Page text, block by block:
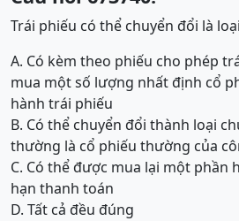
Trái phiếu có thể chuyển đổi là
A. Có kèm theo phiếu cho phép
mua một số lượng nhất định cổ
hành trái phiếu
B. Có thể chuyển đổi thành loại
thường là cổ phiếu thường của
C. Có thể được mua lại một phần
hạn thanh toán
D. Tất cả đều đúng